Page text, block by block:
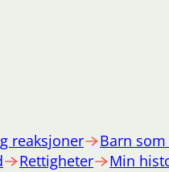
reaksjoner Barn
Rettigheter Min